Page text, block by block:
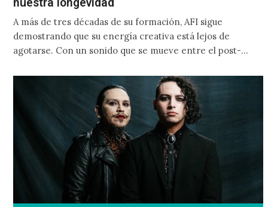
nuestra longevidad
A más de tres décadas de su formación, AFI sigue
demostrando que su energía creativa está lejos de
agotarse. Con un sonido que se mueve entre el post-
expandiendo su universo sonoro sin perder su identidad.